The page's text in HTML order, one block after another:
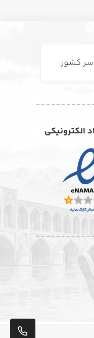
کشور
الکترونیکی